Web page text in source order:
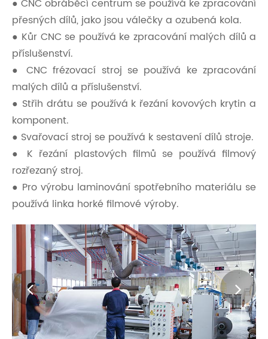
● CNC obráběcí centrum se používá ke zpracování
přesných dílů, jako jsou válečky a ozubená kola.
● Kůr CNC se používá ke zpracování malých dílů a
příslušenství.
● CNC frézovací stroj se používá ke zpracování
malých dílů a příslušenství.
● Střih drátu se používá k řezání kovových krytin a
komponent.
● Svařovací stroj se používá k sestavení dílů stroje.
● K řezání plastových filmů se používá filmový
rozřezaný stroj.
● Pro výrobu laminování spotřebního materiálu se
používá linka horké filmové výroby.